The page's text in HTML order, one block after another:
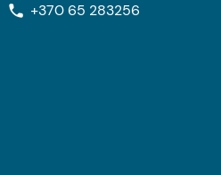
+370 65 283256